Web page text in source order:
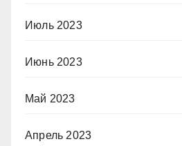
Июль 2023
Июнь 2023
Май 2023
Апрель 2023